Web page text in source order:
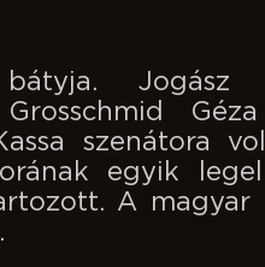
Jogász
szenátora
egyik
A magyar